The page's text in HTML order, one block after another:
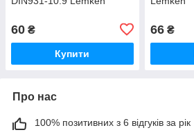
60 ₴
Купити
66₴
Про нас
100% позитивних з 6 відгуків за рік